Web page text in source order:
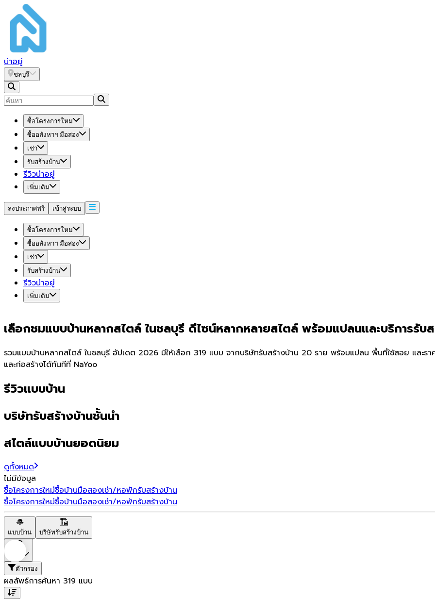
น่าอยู่
ชลบุรี
ซื้อโครงการใหม่
ซื้ออสังหาฯ มือสอง
เช่า
รับสร้างบ้าน
รีวิวน่าอยู่
เพิ่มเติม
ลงประกาศฟรี เข้าสู่ระบบ
ซื้อโครงการใหม่
ซื้ออสังหาฯ มือสอง
เช่า
รับสร้างบ้าน
รีวิวน่าอยู่
เพิ่มเติม
เลือกชมแบบบ้านหลากสไตล์ ในชลบุรี ดีไซน์หลากหลายสไตล์ พร้อมแปลนและบริการรับ
รวมแบบบ้านหลากสไตล์ ในชลบุรี อัปเดต 2026 มีให้เลือก 319 แบบ จากบริษัทรับสร้างบ้าน 20 ราย พร้อมแปลน พื้นที่ใช้สอย และร
และก่อสร้างได้ทันทีที่ NaYoo
รีวิวแบบบ้าน
บริษัทรับสร้างบ้านชั้นนำ
สไตล์แบบบ้านยอดนิยม
ดูทั้งหมด
ไม่มีข้อมูล
ซื้อโครงการใหม่ซื้อบ้านมือสองเช่า/หอพักรับสร้างบ้าน
ซื้อโครงการใหม่ซื้อบ้านมือสองเช่า/หอพักรับสร้างบ้าน
แบบบ้าน บริษัทรับสร้างบ้าน
ตัวกรอง
ผลลัพธ์การค้นหา 319 แบบ